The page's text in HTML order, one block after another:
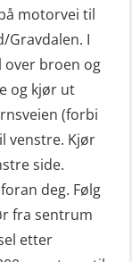
FF48 inkl.
–
liten
motorvei til
Gravdalen. I
over broen og
og kjør ut
(forbi
venstre. Kjør
side.
deg. Følg
fra sentrum
etter